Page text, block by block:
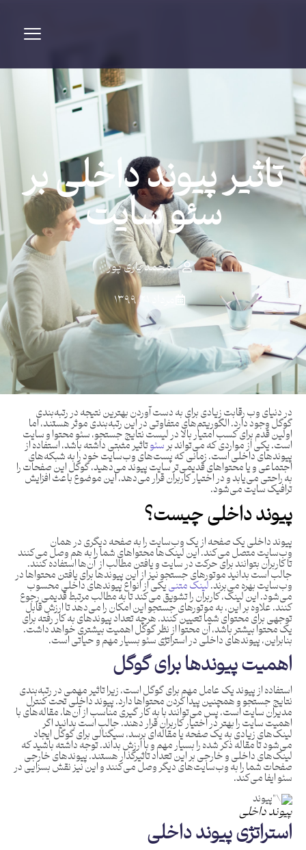
تاثیر پیوند داخلی بر
سئو سایت
محمد یاری پور
در دنیای وب رقابت زیادی برای به دست آوردن بهترین نتیجه در رتبه‌بندی
گوگل وجود دارد. الگوریتم‌های متفاوتی در این رتبه‌بندی موثر هستند، اما
اولین قدم برای کسب امتیار بالا در لیست نتایج جستجو، سئو محتوا و سایت
است. یکی از مواردی که می‌تواند برسئوتاثیر مثبتی داشته باشد، استفاده از
پیوندهای داخلی است. زمانی که پست‌های وب‌سایت خود را به شبکه‌های
اجتماعی و یا محتواهای قدیمی‌تر سایت پیوند می‌دهید، گوگل این صفحات را
به راحتی می‌یابد و در اختیار کاربران قرار می‌دهد، این موضوع باعث افزایش
ترافیک سایت می‌شود.
پیوند داخلی چیست؟
پیوند داخلی یک صفحه از یک وب‌سایت را به صفحه دیگری در همان
وب‌سایت متصل می‌کند. این لینک‌ها محتواهای شما را به هم وصل می‌کنند
تا کاربران بتوانند برای حرکت در سایت و یافتن مطالب از آن‌ها استفاده کنند.
جالب است بدانید موتورهای جستجو نیز از این پیوندها برای یافتن محتواها در
وب‌سایت بهره می‌برند.لینک متنییکی از انواع پیوندهای داخلی محسوب
می‌شود. این لینک، کاربران را تشویق می‌کند تا به مطالب مرتبط قدیمی رجوع
کنند. علاوه بر این، به موتورهای جستجو این امکان را می‌دهد تا ارزش قابل
توجهی برای محتوای شما تعیین کنند. هرچه تعداد پیوندهای به کار رفته برای
یک محتوا بیشتر باشد، آن محتوا از نظر گوگل اهمیت بیشتری خواهد داشت.
بنابراین، پیوندهای داخلی در استراتژی سئو بسیار مهم و حیاتی است.
اهمیت پیوندها برای گوگل
استفاده از پیوند یک عامل مهم برای گوگل است، زیرا تاثیر مهمی در رتبه‌بندی
نتایج جستجو و همچنین پیدا کردن محتواها دارد. پیوند داخلی تحت کنترل
مدیران سایت است، پس می‌توانند با به کار گیری مناسب از آن‌ها، مقاله‌های با
اهمیت سایت را بهتر در اختیار کاربران قرار دهند. جالب است بدانید اگر
لینک‌های زیادی به یک صفحه یا مقاله‌ای برسد، سیگنالی برای گوگل ایجاد
می‌شود تا مقاله ذکر شده را بسیار مهم و با ارزش بداند. توجه داشته باشید که
لینک‌های داخلی و خارجی بر این تعداد تاثیرگذار هستند. پیوندهای خارجی
صفحات شما را به وب‌سایت‌های دیگر وصل می‌کنند و این نیز نقش بسزایی در
سئو ایفا می‌کند.
پیوند داخلی
استراتژی پیوند داخلی